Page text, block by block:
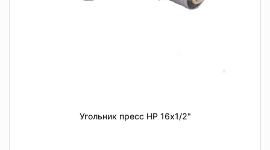
Угольник пресс НР 16x1/2"